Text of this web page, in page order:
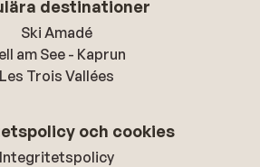
destinationer
Ski Amadé
am See - Kaprun
Les Trois Vallées
och cookies
Integritetspolicy